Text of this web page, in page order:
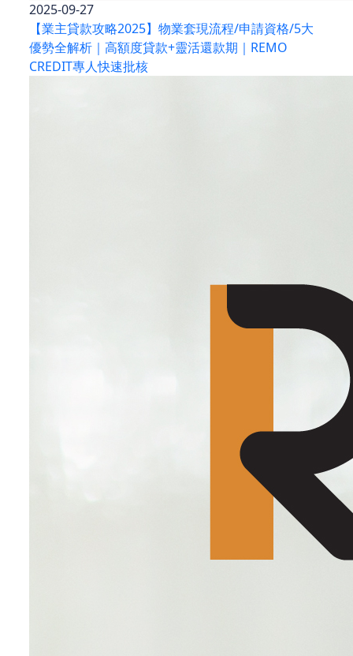
2025-09-27
【業主貸款攻略2025】物業套現流程/申請資格/5大
優勢全解析｜高額度貸款+靈活還款期｜REMO
CREDIT專人快速批核